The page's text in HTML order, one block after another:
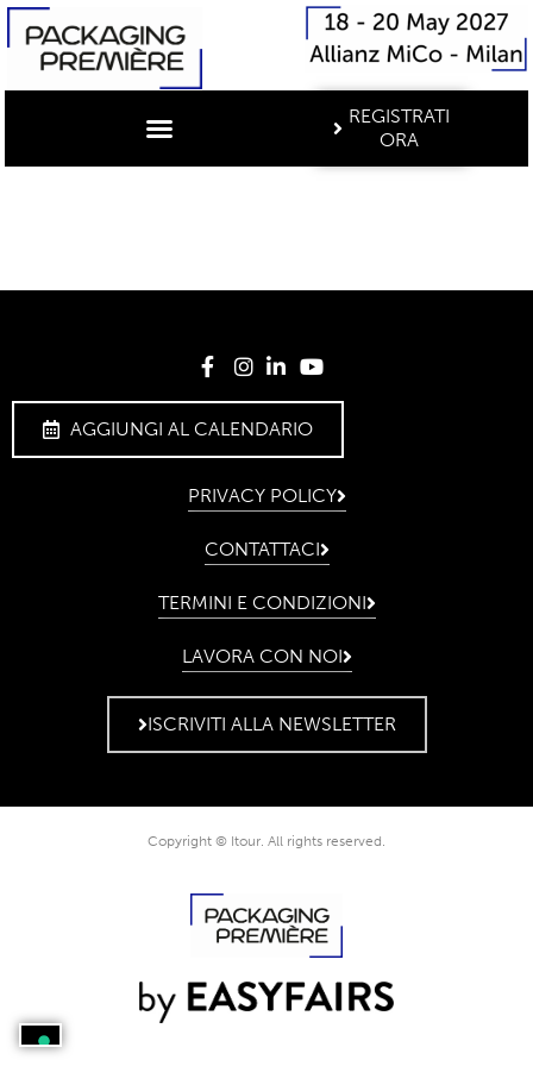
REGISTRATI
ORA
AGGIUNGI AL CALENDARIO
PRIVACY POLICY
CONTATTACI
TERMINI E CONDIZIONI
LAVORA CON NOI
ISCRIVITI ALLA NEWSLETTER
Copyright © Itour. All rights reserved.